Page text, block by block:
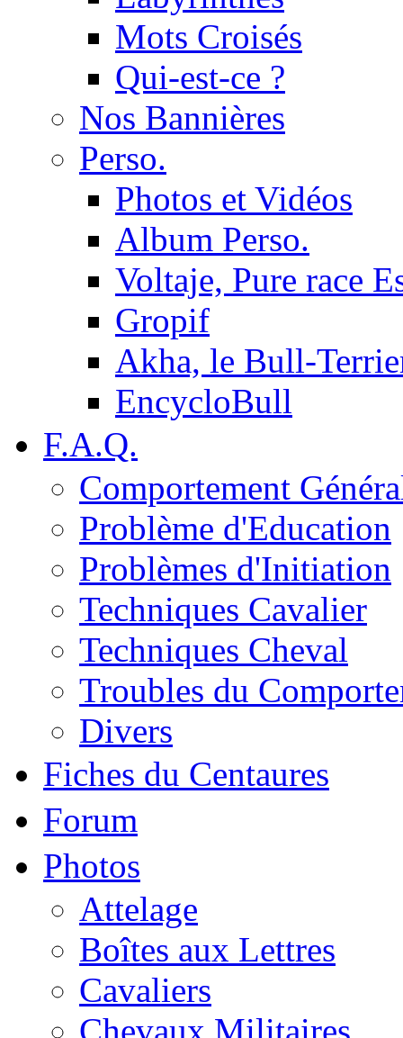
Mots Croisés
Qui-est-ce ?
Nos Bannières
Perso.
Photos et Vidéos
Album Perso.
Voltaje, Pure race
Gropif
Akha, le Bull-
EncycloBull
F.A.Q.
Comportement
Problème d'Education
Problèmes d'Initiation
Techniques Cavalier
Techniques Cheval
Troubles du
Divers
Fiches du Centaures
Forum
Photos
Attelage
Boîtes aux Lettres
Cavaliers
Chevaux Militaires